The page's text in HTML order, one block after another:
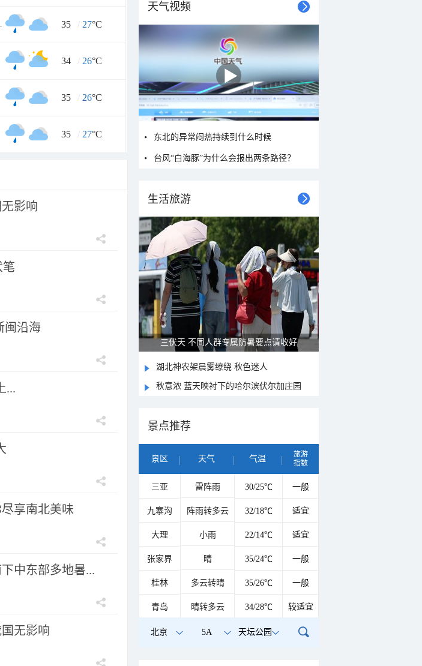
区 35 / 27°C
34 / 26°C
35 / 26°C
35 / 27°C
影响
笔
闽沿海
...
享南北美味
中东部多地暑...
无影响
天气视频
东北的异常闷热持续到什么时候
台风“白海豚”为什么会报出两条路径？
生活旅游
三伏天 不同人群专属防暑要点请收好
湖北神农架晨雾缭绕 秋色迷人
秋意浓 蓝天映衬下的哈尔滨伏尔加庄园
景点推荐
景区 天气 气温
旅游
指数
三亚 雷阵雨 30/25℃ 一般
九寨沟 阵雨转多云 32/18℃ 适宜
大理 小雨 22/14℃ 适宜
张家界 晴 35/24℃ 一般
桂林 多云转晴 35/26℃ 一般
青岛 晴转多云 34/28℃ 较适宜
北京 5A 天坛公园